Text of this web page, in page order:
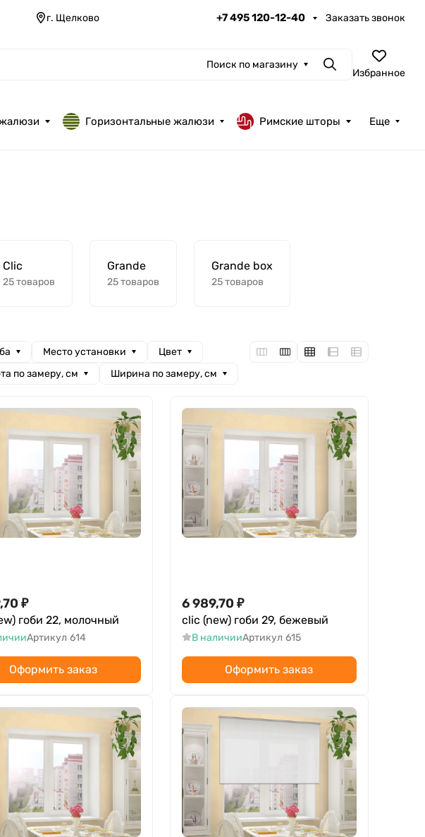
г. Щелково +7 495 120-12-40 Заказать звонок
Поиск по магазину ПоискИзбранное
Горизонтальные жалюзи Римские шторы Еще
Clic
25 товаров
Grande
25 товаров
Grande box
25 товаров
Место установки
Цвет
по замеру, см Ширина по замеру, см
₽
гоби 22, молочный
Артикул 614
Оформить заказ
6 989,70 ₽
clic (new) гоби 29, бежевый
В наличииАртикул 615
Оформить заказ